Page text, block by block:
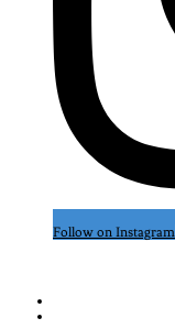
Follow on Instagram